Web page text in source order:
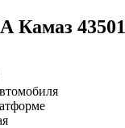
Камаз 43501